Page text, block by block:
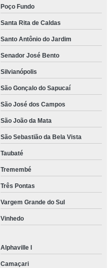
Poço Fundo
Santa Rita de Caldas
Santo Antônio do Jardim
Senador José Bento
Silvianópolis
São Gonçalo do Sapucaí
São José dos Campos
São João da Mata
São Sebastião da Bela Vista
Taubaté
Tremembé
Três Pontas
Vargem Grande do Sul
Vinhedo
Alphaville I
Camaçari